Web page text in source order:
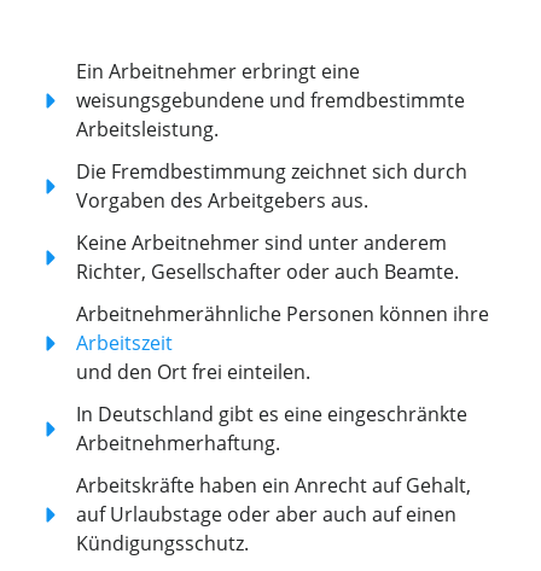
Ein Arbeitnehmer erbringt eine
weisungsgebundene und fremdbestimmte
Arbeitsleistung.
Die Fremdbestimmung zeichnet sich durch
Vorgaben des Arbeitgebers aus.
Keine Arbeitnehmer sind unter anderem
Richter, Gesellschafter oder auch Beamte.
Arbeitnehmerähnliche Personen können ihre
Arbeitszeit
und den Ort frei einteilen.
In Deutschland gibt es eine eingeschränkte
Arbeitnehmerhaftung.
Arbeitskräfte haben ein Anrecht auf Gehalt,
auf Urlaubstage oder aber auch auf einen
Kündigungsschutz.